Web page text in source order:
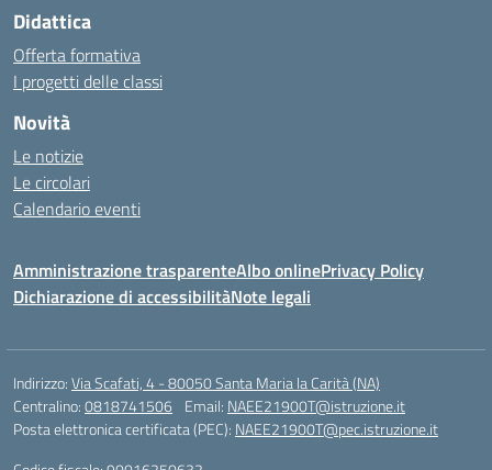
Didattica
Offerta formativa
I progetti delle classi
Novità
Le notizie
Le circolari
Calendario eventi
Amministrazione trasparenteAlbo onlinePrivacy Policy
Dichiarazione di accessibilitàNote legali
Indirizzo:Via Scafati, 4 - 80050 Santa Maria la Carità (NA)
Centralino:0818741506 Email: NAEE21900T@istruzione.it
Posta elettronica certificata (PEC): NAEE21900T@pec.istruzione.it